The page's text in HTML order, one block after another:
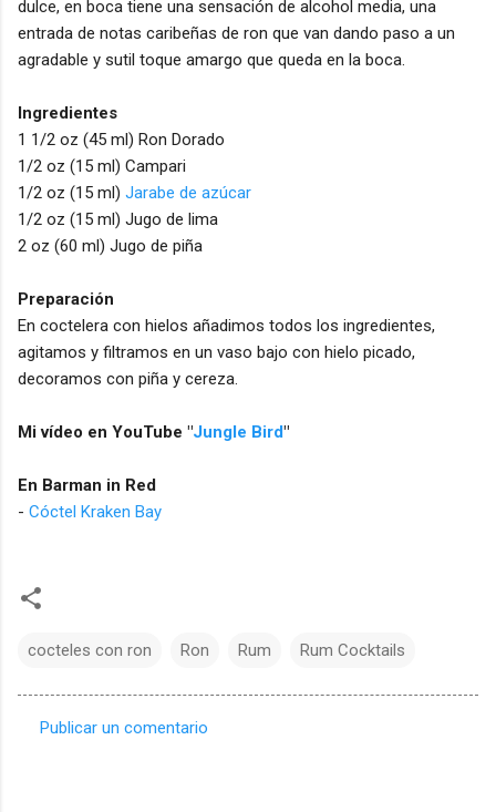
dulce, en boca tiene una sensación de alcohol media, una
entrada de notas caribeñas de ron que van dando paso a un
agradable y sutil toque amargo que queda en la boca.
Ingredientes
1 1/2 oz (45 ml) Ron Dorado
1/2 oz (15 ml) Campari
1/2 oz (15 ml) Jarabe de azúcar
1/2 oz (15 ml) Jugo de lima
2 oz (60 ml) Jugo de piña
Preparación
En coctelera con hielos añadimos todos los ingredientes,
agitamos y filtramos en un vaso bajo con hielo picado,
decoramos con piña y cereza.
Mi vídeo en YouTube "Jungle Bird"
En Barman in Red
- Cóctel Kraken Bay
cocteles con ron Ron Rum Rum Cocktails
Publicar un comentario